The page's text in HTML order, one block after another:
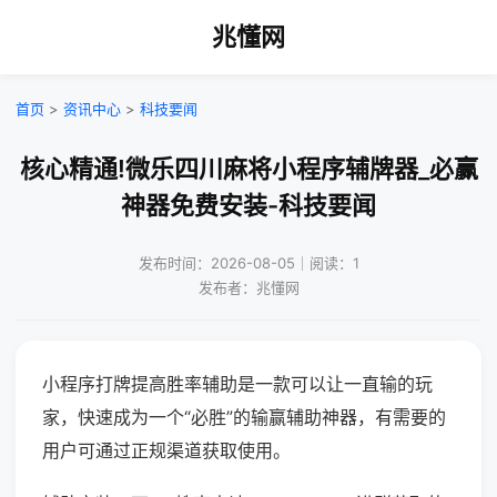
兆懂网
首页 > 资讯中心 > 科技要闻
核心精通!微乐四川麻将小程序辅牌器_必赢
神器免费安装-科技要闻
发布时间：2026-08-05｜阅读：1
发布者：兆懂网
小程序打牌提高胜率辅助是一款可以让一直输的玩
家，快速成为一个“必胜”的输赢辅助神器，有需要的
用户可通过正规渠道获取使用。